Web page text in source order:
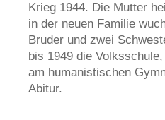
Krieg 1944. Die Mutter
in der neuen Familie
Bruder und zwei
bis 1949 die
am humanistischen
Abitur.